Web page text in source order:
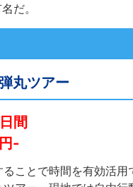
だ。
丸ツアー